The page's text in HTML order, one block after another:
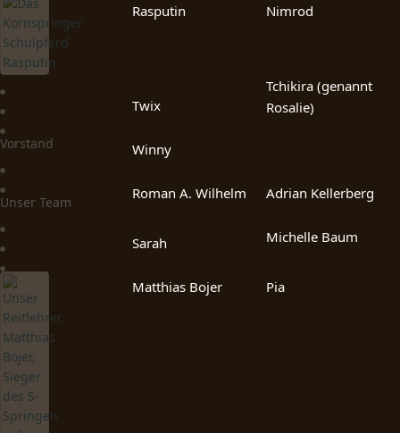
Nimrod
Rasputin
Tchikira (genannt
Rosalie)
Twix
Winny
Vorstand
Adrian Kellerberg
Roman A. Wilhelm
Unser Team
Michelle Baum
Sarah
Pia
Matthias Bojer